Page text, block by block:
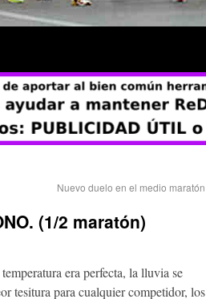
Nuevo duelo en el medio maratón
(1/2 maratón)
era perfecta, la lluvia se
tesitura para cualquier competidor, los